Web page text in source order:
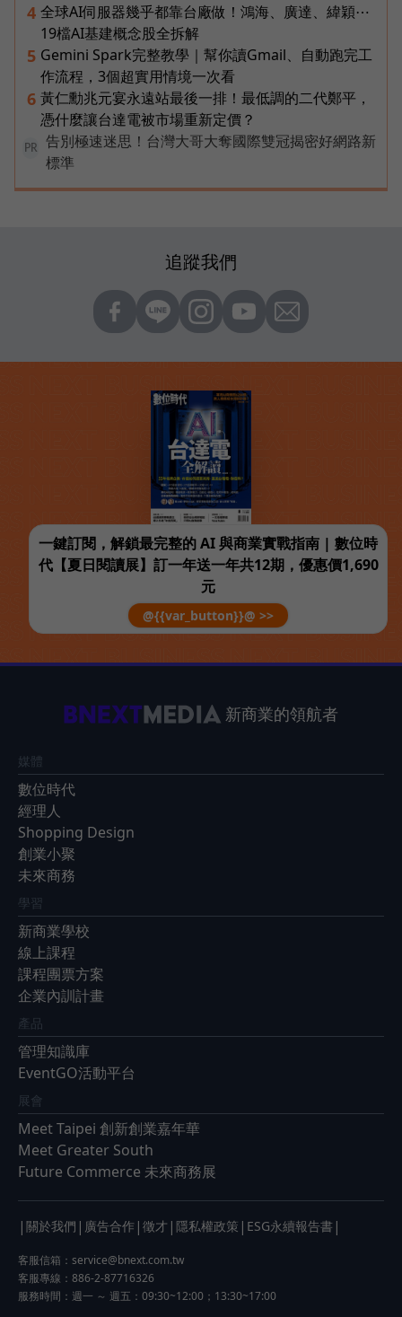
4 全球AI伺服器幾乎都靠台廠做！鴻海、廣達、緯穎⋯
19檔AI基建概念股全拆解
5 Gemini Spark完整教學｜幫你讀Gmail、自動跑完工
作流程，3個超實用情境一次看
6 黃仁勳兆元宴永遠站最後一排！最低調的二代鄭平，
憑什麼讓台達電被市場重新定價？
PR
告別極速迷思！台灣大哥大奪國際雙冠揭密好網路新
標準
追蹤我們
一鍵訂閱，解鎖最完整的 AI 與商業實戰指南 | 數位時
代【夏日閱讀展】訂一年送一年共12期，優惠價1,690
元
@{{var_button}}@ >>
新商業的領航者
媒體
數位時代
經理人
Shopping Design
創業小聚
未來商務
學習
新商業學校
線上課程
課程團票方案
企業內訓計畫
產品
管理知識庫
EventGO活動平台
展會
Meet Taipei 創新創業嘉年華
Meet Greater South
Future Commerce 未來商務展
| 關於我們 | 廣告合作 | 徵才 | 隱私權政策 | ESG永續報告書 |
客服信箱： service@bnext.com.tw
客服專線：886-2-87716326
服務時間：週一 ～ 週五：09:30~12:00；13:30~17:00